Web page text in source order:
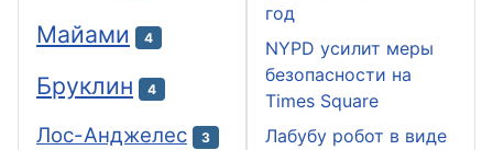
Майами 4
Бруклин 4
Лос-Анджелес 3
год
NYPD усилит меры
безопасности на
Times Square
Лабубу робот в виде